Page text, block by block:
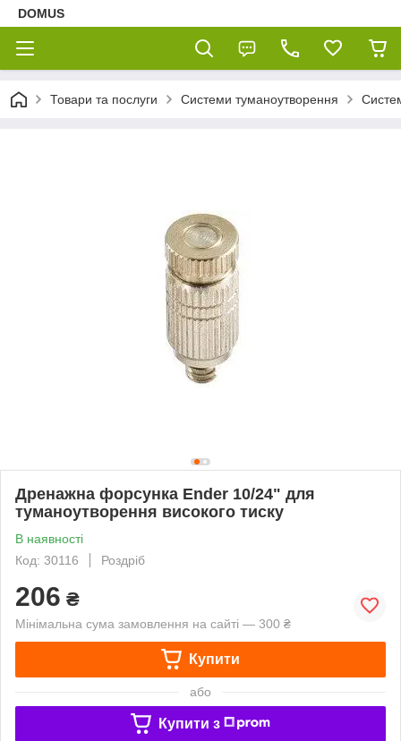
DOMUS
Товари та послуги Системи туманоутворення
Дренажна форсунка Ender 10/24" для
туманоутворення високого тиску
В наявності
Код: 30116
Роздріб
206 ₴
Мінімальна сума замовлення на сайті — 300 ₴
Купити
або
Купити з